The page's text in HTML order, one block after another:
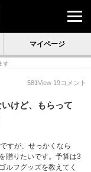
マイページ
す
581View 19コメント
けど、もらって
すが、せっかくなら
贈りたいです。予算は3
ルフグッズを教えてく